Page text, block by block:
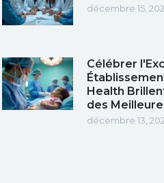
décembre 15,
Célébrer
Health
des
décembre 13,